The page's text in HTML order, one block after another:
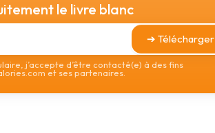
le livre blanc
➔ Télécharger
j’accepte d’être contacté(e) à des fins
et ses partenaires.